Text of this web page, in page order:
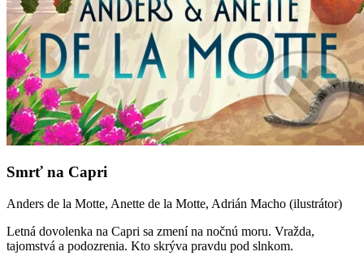
Smrť na Capri
Anders de la Motte, Anette de la Motte, Adrián Macho (ilustrátor)
Letná dovolenka na Capri sa zmení na nočnú moru. Vražda,
tajomstvá a podozrenia. Kto skrýva pravdu pod slnkom.